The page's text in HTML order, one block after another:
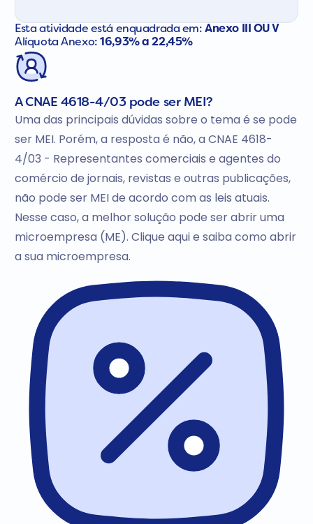
Esta atividade está enquadrada em:Anexo III OU V
Alíquota Anexo:16,93% a 22,45%
A CNAE 4618-4/03 pode ser MEI?
Uma das principais dúvidas sobre o tema é se pode
ser MEI. Porém, a resposta é não, a CNAE 4618-
4/03 - Representantes comerciais e agentes do
comércio de jornais, revistas e outras publicações,
não pode ser MEI de acordo com as leis atuais.
Nesse caso, a melhor solução pode ser abrir uma
microempresa (ME). Clique aqui e saiba como abrir
a sua microempresa.